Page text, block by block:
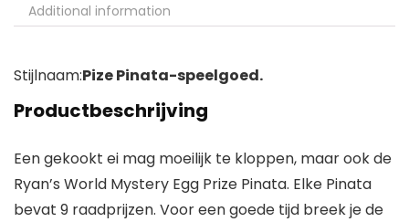
Additional information
Stijlnaam:Pize Pinata-speelgoed.
Productbeschrijving
Een gekookt ei mag moeilijk te kloppen, maar ook de
Ryan’s World Mystery Egg Prize Pinata. Elke Pinata
bevat 9 raadprijzen. Voor een goede tijd breek je de